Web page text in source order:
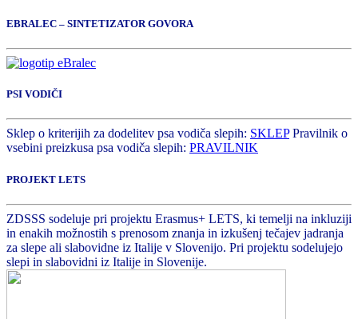
EBRALEC – SINTETIZATOR GOVORA
PSI VODIČI
Sklep o kriterijih za dodelitev psa vodiča slepih: SKLEPPravilnik o
vsebini preizkusa psa vodiča slepih: PRAVILNIK
PROJEKT LETS
ZDSSS sodeluje pri projektu Erasmus+ LETS, ki temelji na inkluziji
in enakih možnostih s prenosom znanja in izkušenj tečajev jadranja
za slepe ali slabovidne iz Italije v Slovenijo. Pri projektu sodelujejo
slepi in slabovidni iz Italije in Slovenije.